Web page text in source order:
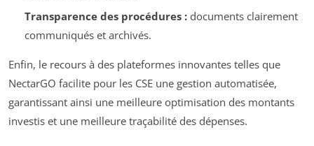
Transparence des procédures :documents clairement
communiqués et archivés.
Enfin, le recours à des plateformes innovantes telles que
NectarGO facilite pour les CSE une gestion automatisée,
garantissant ainsi une meilleure optimisation des montants
investis et une meilleure traçabilité des dépenses.